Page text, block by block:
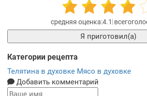
4.1
Я приготовил(а)
Категории рецепта
Телятина в духовке Мясо в духовке
Добавить комментарий